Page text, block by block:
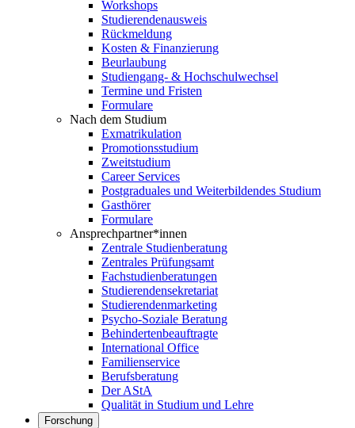
Workshops
Studierendenausweis
Rückmeldung
Kosten & Finanzierung
Beurlaubung
Studiengang- & Hochschulwechsel
Termine und Fristen
Formulare
Nach dem Studium
Exmatrikulation
Promotionsstudium
Zweitstudium
Career Services
Postgraduales und Weiterbildendes Studium
Gasthörer
Formulare
Ansprechpartner*innen
Zentrale Studienberatung
Zentrales Prüfungsamt
Fachstudienberatungen
Studierendensekretariat
Studierendenmarketing
Psycho-Soziale Beratung
Behindertenbeauftragte
International Office
Familienservice
Berufsberatung
Der AStA
Qualität in Studium und Lehre
Forschung